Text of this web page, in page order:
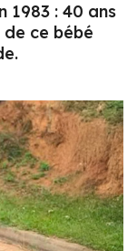
1983 : 40 ans
ce bébé